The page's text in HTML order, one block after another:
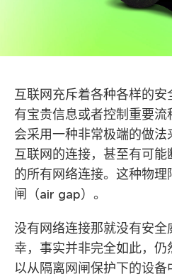
互联网充斥着各种各样的
有宝贵信息或者控制重要
会采用一种非常极端的做
互联网的连接，甚至有可
的所有网络连接。这种物
闸（air gap）。
没有网络连接那就没有安全
幸，事实并非完全如此，
以从隔离网闸保护下的设备